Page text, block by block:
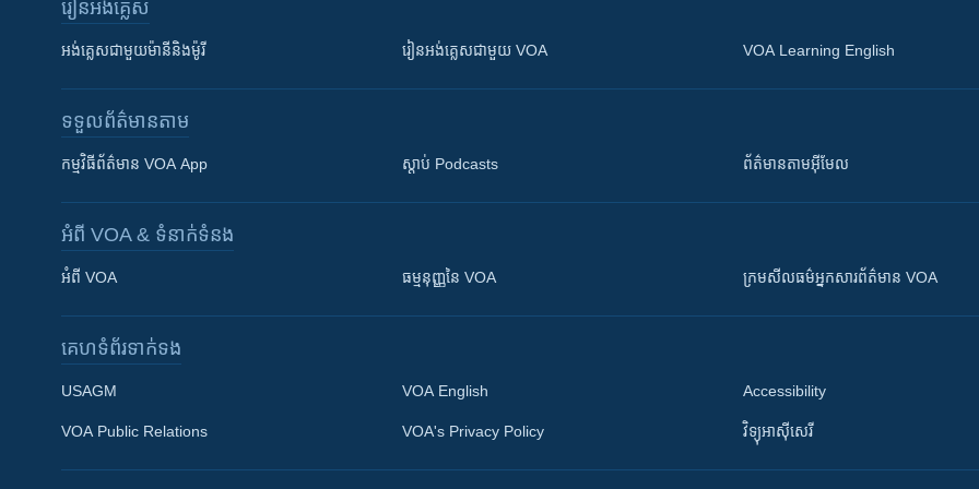
រៀន​​អង់គ្លេស
អង់គ្លេស​ជាមួយ​ម៉ានី​និង​ម៉ូរី រៀន​​​​​​អង់គ្លេស​​ជាមួយ VOA VOA Learning English
ទទួល​ព័ត៌មាន​តាម
កម្មវិធី​ព័ត៌មាន VOA App ស្តាប់ Podcasts ព័ត៌មាន​តាម​អ៊ីមែល
អំពី​ VOA & ទំនាក់ទំនង
អំពី​ VOA ធម្មនុញ្ញ​នៃ VOA ក្រម​​​សីលធម៌​​​អ្នក​​​សារព័ត៌មាន VOA
គេហទំព័រ​​ទាក់ទង
USAGM
VOA Public Relations
VOA English
VOA's Privacy Policy
Accessibility
វិទ្យុ​អាស៊ី​សេរី